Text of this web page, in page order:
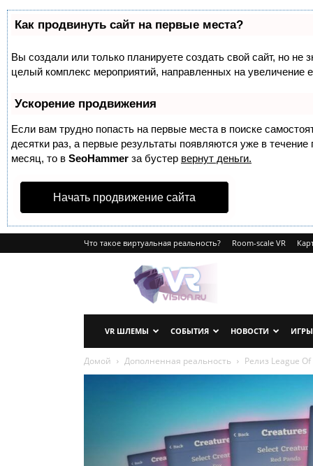
Как продвинуть сайт на первые места?
Вы создали или только планируете создать свой сайт, но не
целый комплекс мероприятий, направленных на увеличение
Ускорение продвижения
Если вам трудно попасть на первые места в поиске
десятки раз, а первые результаты появляются уже в
месяц, то в SeoHammer за бустер вернут деньги.
Начать продвижение сайта
Что такое виртуальная реальность? Room-scale VR
VRvision.ru
VR ШЛЕМЫ СОБЫТИЯ НОВОСТИ ИГРЫ
Домой Дополненная реальность Релиз League